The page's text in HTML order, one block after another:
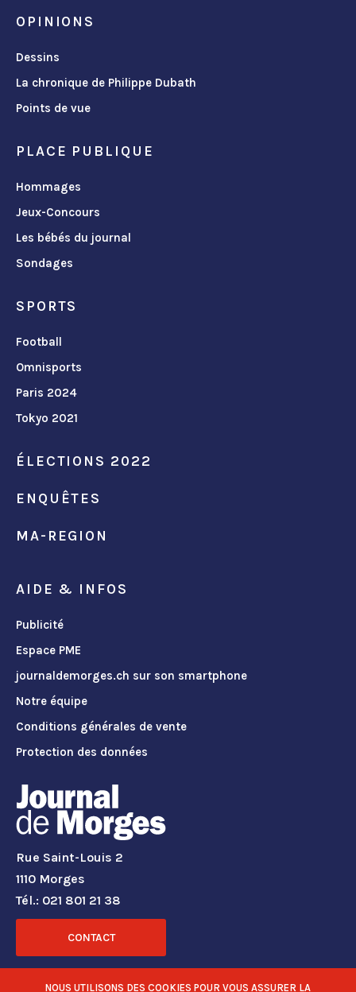
OPINIONS
Dessins
La chronique de Philippe Dubath
Points de vue
PLACE PUBLIQUE
Hommages
Jeux-Concours
Les bébés du journal
Sondages
SPORTS
Football
Omnisports
Paris 2024
Tokyo 2021
ÉLECTIONS 2022
ENQUÊTES
MA-REGION
AIDE & INFOS
Publicité
Espace PME
journaldemorges.ch sur son smartphone
Notre équipe
Conditions générales de vente
Protection des données
Rue Saint-Louis 2
1110 Morges
Tél.: 021 801 21 38
CONTACT
RÉSEAUX SOCIAUX
NOUS UTILISONS DES COOKIES POUR VOUS ASSURER LA